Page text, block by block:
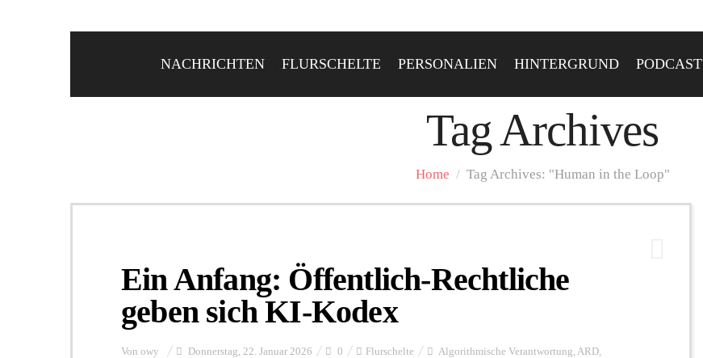
NACHRICHTEN FLURSCHELTE PERSONALIEN HINTERGRUND PODCAST
Tag Archives
Home / Tag Archives: "Human in the Loop"
Ein Anfang: Öffentlich-Rechtliche
geben sich KI-Kodex
Von owy Donnerstag, 22. Januar 2026 0 Flurschelte Algorithmische Verantwortung, ARD,